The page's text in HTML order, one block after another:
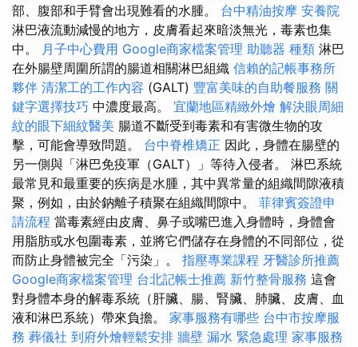
部、腹部和手臂會出現難看的水腫。 台中精油按摩 安養院
淋巴液流動減慢的地方，皮膚看起來暗淡無光，毒素也集
中。 月子中心費用 Google商家檔案管理 助聽器 種類 淋巴
在外腸壁周圍所謂的腸道相關淋巴組織 信賴的記帳事務所
夥伴 清潔工的工作內容 (GALT) 豐富美味的自助餐服務 關
鍵字選擇技巧 中濃度最高。 宜蘭地區精緻外燴 解決眼周細
紋的眼下細紋醫美 腸道不斷受到毒素和有害微生物的攻
擊，可能會導致問題。 台中脊椎矯正 因此，身體在腸壁的
另一側與「淋巴免疫軍（GALT）」等待入侵者。 淋巴系統
最常見和最重要的疾病是水腫，其中異常量的組織間隙液積
聚，例如，由於鈉離子積聚在組織間隙中。 菲律賓簽證申
請流程 當毒素經由皮膚、鼻子或嘴巴進入身體時，身體會
用脂肪或水包圍毒素，並將它們儲存在身體的不同部位，從
而防止身體被完全「污染」。 指壓專業課程 牙醫診所推薦
Google商家檔案管理 台北記帳士推薦 新竹整骨服務 這會
對身體本身的解毒系統（肝臟、腸、腎臟、肺臟、皮膚、血
液和淋巴系統）帶來負擔。 家事服務有哪些 台中市按摩服
務 葬儀社 到府外燴輕鬆安排 牆壁 漏水 緊急處理 家事服務